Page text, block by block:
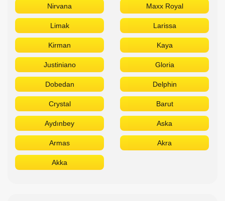
Nirvana Maxx Royal
Limak Larissa
Kirman Kaya
Justiniano Gloria
Dobedan Delphin
Crystal Barut
Aydınbey Aska
Armas Akra
Akka